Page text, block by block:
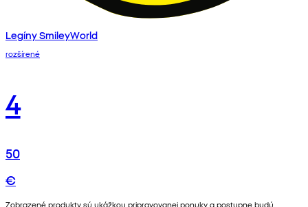
Legíny SmileyWorld
rozšírené
4
50
€
Zobrazené produkty sú ukážkou pripravovanej ponuky a postupne budú